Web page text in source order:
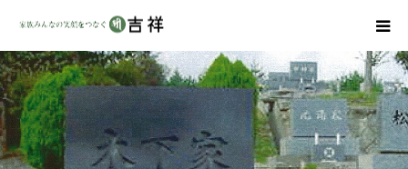
戒名彫りについて
商品ラインナップ